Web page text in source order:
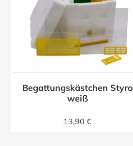
Begattungskästchen Styro
weiß
13,90 €